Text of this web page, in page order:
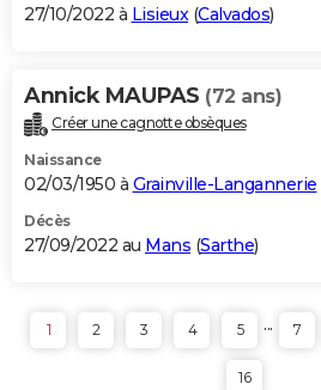
27/10/2022 à Lisieux(Calvados)
Annick MAUPAS (72 ans)
Créer une cagnotte obsèques
Naissance
02/03/1950 à Grainville-Langannerie
Décès
27/09/2022 au Mans (Sarthe)
1 2 3 4 5 ... 7
16